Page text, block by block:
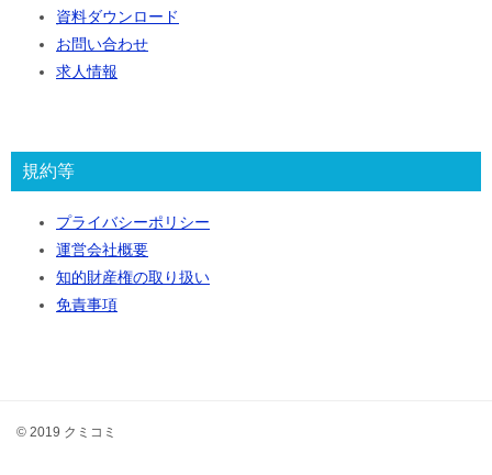
資料ダウンロード
お問い合わせ
求人情報
規約等
プライバシーポリシー
運営会社概要
知的財産権の取り扱い
免責事項
© 2019 クミコミ